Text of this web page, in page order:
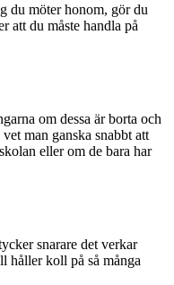
du möter honom, gör du
att du måste handla på
om dessa är borta och
man ganska snabbt att
eller om de bara har
snarare det verkar
håller koll på så många